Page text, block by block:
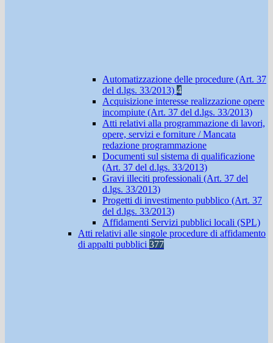
Automatizzazione delle procedure (Art. 37
del d.lgs. 33/2013) 4
Acquisizione interesse realizzazione opere
incompiute (Art. 37 del d.lgs. 33/2013)
Atti relativi alla programmazione di lavori,
opere, servizi e forniture / Mancata
redazione programmazione
Documenti sul sistema di qualificazione
(Art. 37 del d.lgs. 33/2013)
Gravi illeciti professionali (Art. 37 del
d.lgs. 33/2013)
Progetti di investimento pubblico (Art. 37
del d.lgs. 33/2013)
Affidamenti Servizi pubblici locali (SPL)
Atti relativi alle singole procedure di affidamento
di appalti pubblici 377